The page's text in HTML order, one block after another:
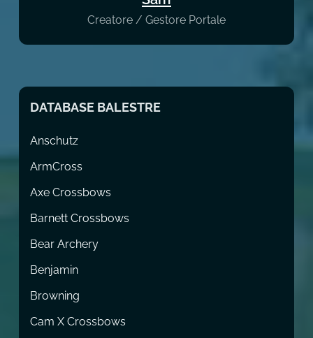
Creatore / Gestore Portale
DATABASE BALESTRE
Anschutz
ArmCross
Axe Crossbows
Barnett Crossbows
Bear Archery
Benjamin
Browning
Cam X Crossbows